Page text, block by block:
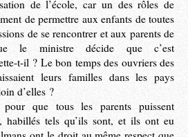
de l’école, car un des rôles de
de permettre aux enfants de toutes
de se rencontrer et aux parents de
le ministre décide que c’est
t-il ? Le bon temps des ouvriers des
leurs familles dans les pays
d’elles ?
que tous les parents puissent
habillés tels qu’ils sont, et ils ont eu